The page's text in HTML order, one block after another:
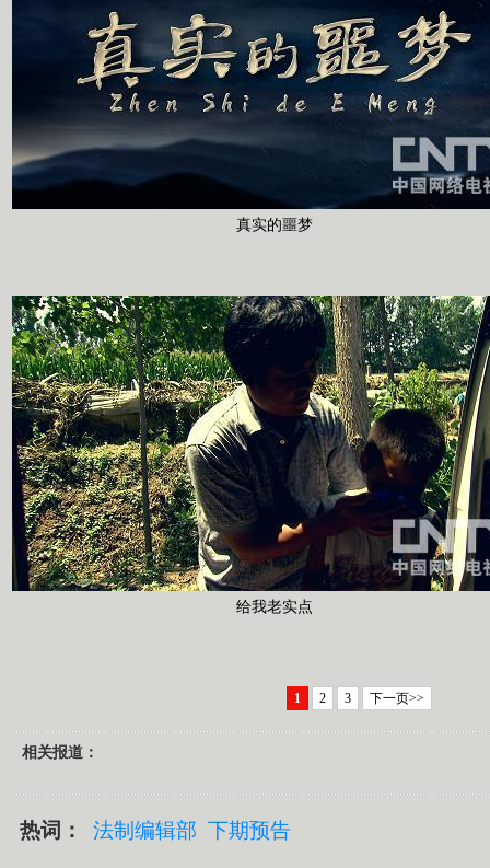
真实的噩梦
给我老实点
1 2 3 下一页>>
相关报道：
热词： 法制编辑部 下期预告